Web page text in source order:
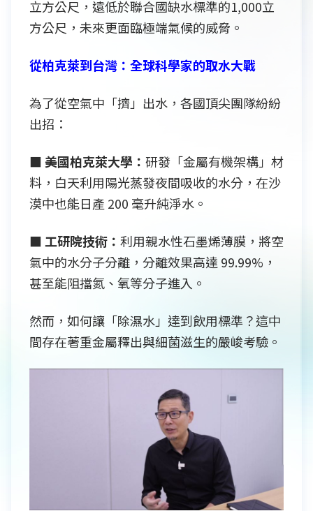
立方公尺，遠低於聯合國缺水標準的1,000立
方公尺，未來更面臨極端氣候的威脅。
從柏克萊到台灣：全球科學家的取水大戰
為了從空氣中「擠」出水，各國頂尖團隊紛紛
出招：
■ 美國柏克萊大學： 研發「金屬有機架構」材
料，白天利用陽光蒸發夜間吸收的水分，在沙
漠中也能日產 200 毫升純淨水。
■ 工研院技術： 利用親水性石墨烯薄膜，將空
氣中的水分子分離，分離效果高達 99.99%，
甚至能阻擋氮、氧等分子進入。
然而，如何讓「除濕水」達到飲用標準？這中
間存在著重金屬釋出與細菌滋生的嚴峻考驗。